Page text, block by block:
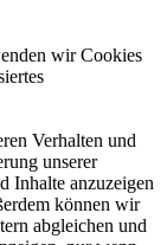
wir Cookies
Verhalten und
unserer
Inhalte anzuzeigen
können wir
abgleichen und